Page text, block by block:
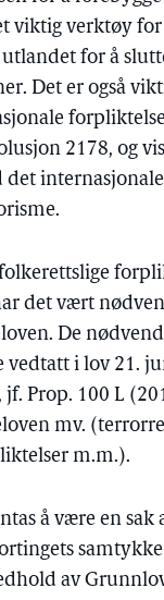
viktig verktøy for
for å
Det er også
2178, og
det
det vært
De
i lov 21.
Prop. 100 L
mv.
m.m.).
å være en sak
av